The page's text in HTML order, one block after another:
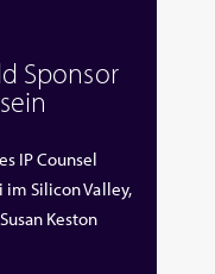
Sponsor
IP Counsel
im Silicon Valley,
Keston